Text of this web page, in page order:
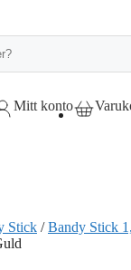
Mitt konto
Stick /Bandy Stick